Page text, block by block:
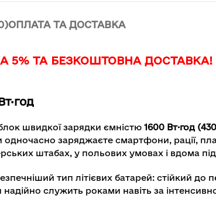
ОПЛАТА ТА ДОСТАВКА
ТА БЕЗКОШТОВНА ДОСТАВКА!
швидкої зарядки ємністю 1600 Вт·год
заряджаєте смартфони, рації,
штабах, у польових умовах і вдома
тип літієвих батарей: стійкий до
служить роками навіть за